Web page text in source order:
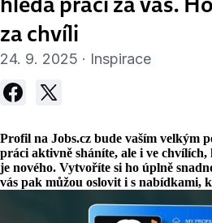
za chvíli
24. 9. 2025 · Inspirace
Profil na Jobs.cz bude vaším velkým
práci aktivně sháníte, ale i ve
je nového. Vytvoříte si ho úplně
vás pak můžou oslovit i s nabídkami,